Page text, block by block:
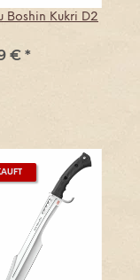
Boshin Kukri D2
€ *